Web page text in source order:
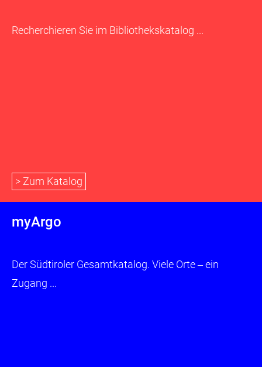
Recherchieren Sie im Bibliothekskatalog ...
> Zum Katalog
myArgo
Der Südtiroler Gesamtkatalog. Viele Orte ‒ ein
Zugang ...